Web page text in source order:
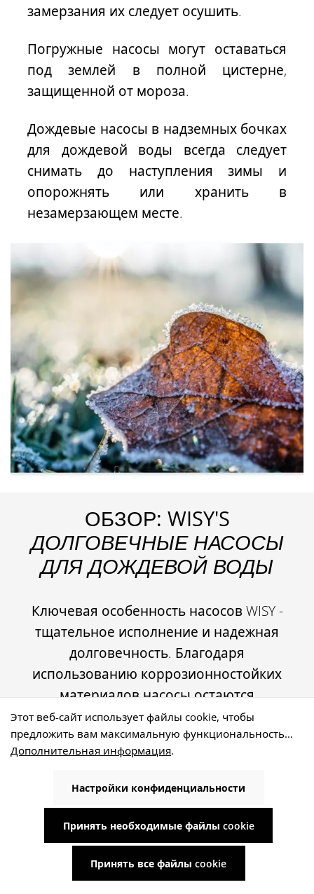
замерзания их следует осушить.
Погружные насосы могут оставаться
под землей в полной цистерне,
защищенной от мороза.
Дождевые насосы в надземных бочках
для дождевой воды всегда следует
снимать до наступления зимы и
опорожнять или хранить в
незамерзающем месте.
ОБЗОР: WISY'S
ДОЛГОВЕЧНЫЕ НАСОСЫ
ДЛЯ ДОЖДЕВОЙ ВОДЫ
Ключевая особенность насосов WISY -
тщательное исполнение и надежная
долговечность. Благодаря
использованию коррозионностойких
материалов насосы остаются
работоспособными в течение
длительного времени. В частности,
насосы AspriPlus, Multigo и Provedo
службы и минимизируют затраты на
обслуживание благодаря
использованию прочных материалов.
Этот веб-сайт использует файлы cookie, чтобы
предложить вам максимальную функциональность...
Дополнительная информация.
Настройки конфиденциальности
Принять необходимые файлы cookie
Принять все файлы cookie